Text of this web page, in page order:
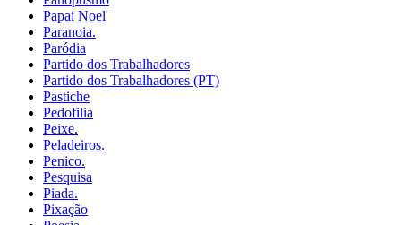
Papai Noel
Paranoia.
Paródia
Partido dos Trabalhadores
Partido dos Trabalhadores (PT)
Pastiche
Pedofilia
Peixe.
Peladeiros.
Penico.
Pesquisa
Piada.
Pixação